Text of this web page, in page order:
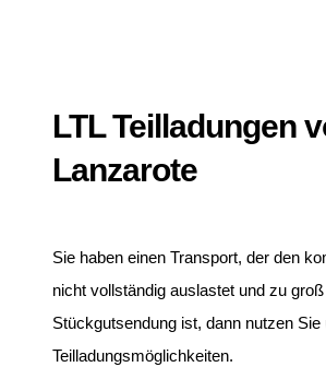
LTL Teilladungen
Lanzarote
Sie haben einen Transport, der den
nicht vollständig auslastet und zu
Stückgutsendung ist, dann nutzen Sie
Teilladungsmöglichkeiten.